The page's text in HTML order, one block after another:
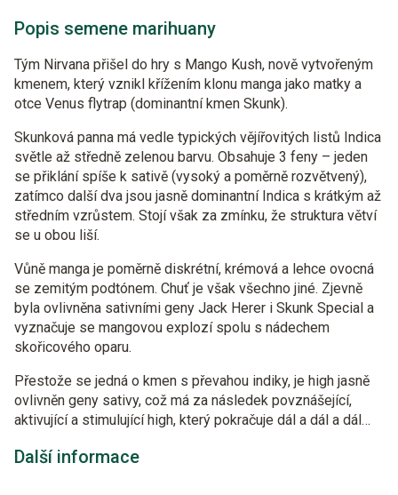
Popis semene marihuany
Tým Nirvana přišel do hry s Mango Kush, nově vytvořeným
kmenem, který vznikl křížením klonu manga jako matky a
otce Venus flytrap (dominantní kmen Skunk).
Skunková panna má vedle typických vějířovitých listů Indica
světle až středně zelenou barvu. Obsahuje 3 feny – jeden
se přiklání spíše k sativě (vysoký a poměrně rozvětvený),
zatímco další dva jsou jasně dominantní Indica s krátkým až
středním vzrůstem. Stojí však za zmínku, že struktura větví
se u obou liší.
Vůně manga je poměrně diskrétní, krémová a lehce ovocná
se zemitým podtónem. Chuť je však všechno jiné. Zjevně
byla ovlivněna sativními geny Jack Herer i Skunk Special a
vyznačuje se mangovou explozí spolu s nádechem
skořicového oparu.
Přestože se jedná o kmen s převahou indiky, je high jasně
ovlivněn geny sativy, což má za následek povznášející,
aktivující a stimulující high, který pokračuje dál a dál a dál…
Další informace